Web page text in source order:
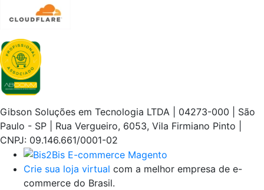
Gibson Soluções em Tecnologia LTDA | 04273-000 | São
Paulo - SP | Rua Vergueiro, 6053, Vila Firmiano Pinto |
CNPJ: 09.146.661/0001-02
Crie sua loja virtual com a melhor empresa de e-
commerce do Brasil.